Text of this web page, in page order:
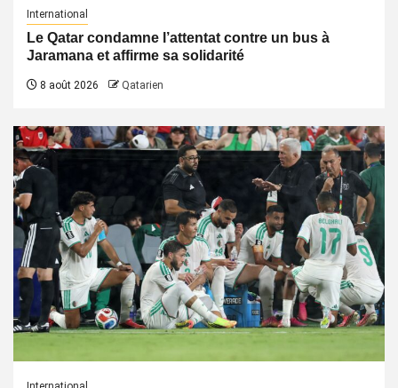
International
Le Qatar condamne l’attentat contre un bus à
Jaramana et affirme sa solidarité
8 août 2026 Qatarien